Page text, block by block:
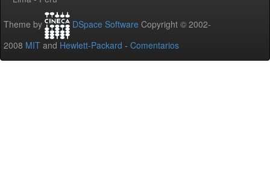
Theme by DSpace Software Copyright © 2002-
2008 MIT and Hewlett-Packard - Comentarios